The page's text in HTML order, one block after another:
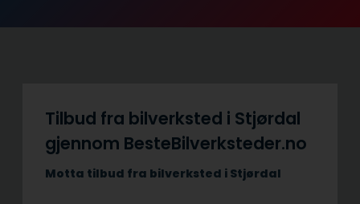
Tilbud fra bilverksted i Stjørdal
gjennom BesteBilverksteder.no
Motta tilbud fra bilverksted i Stjørdal